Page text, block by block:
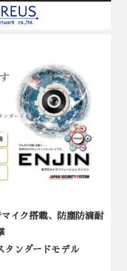
音マイク搭載、防塵防滴